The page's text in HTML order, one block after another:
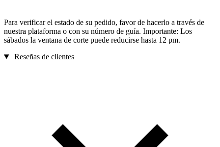
Para verificar el estado de su pedido, favor de hacerlo a través de
nuestra plataforma o con su número de guía. Importante: Los
sábados la ventana de corte puede reducirse hasta 12 pm.
Reseñas de clientes